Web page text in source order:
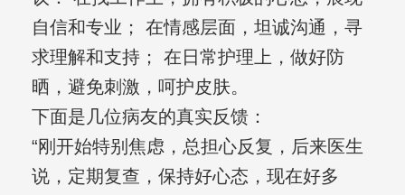
自信和专业； 在情感层面，坦诚沟通，寻
求理解和支持； 在日常护理上，做好防
晒，避免刺激，呵护皮肤。
下面是几位病友的真实反馈：
“刚开始特别焦虑，总担心反复，后来医生
说，定期复查，保持好心态，现在好多